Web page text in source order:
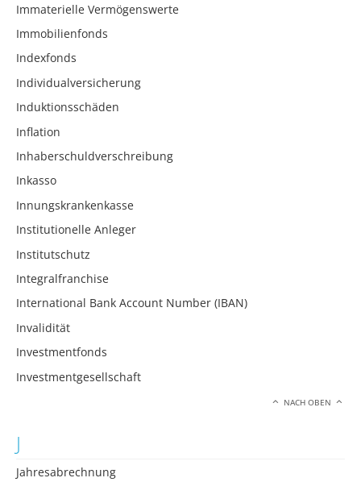
Immaterielle Vermögenswerte
Immobilienfonds
Indexfonds
Individualversicherung
Induktionsschäden
Inflation
Inhaberschuldverschreibung
Inkasso
Innungskrankenkasse
Institutionelle Anleger
Institutschutz
Integralfranchise
International Bank Account Number (IBAN)
Invalidität
Investmentfonds
Investmentgesellschaft
NACH OBEN
J
Jahresabrechnung